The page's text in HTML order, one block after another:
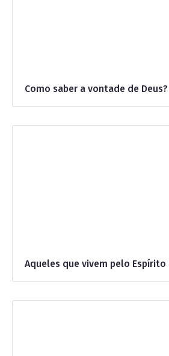
Como saber a vontade de Deus?
Aqueles que vivem pelo